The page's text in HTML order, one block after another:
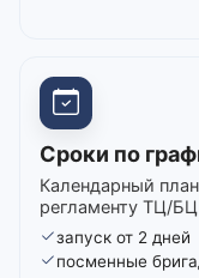
Сроки по
Календарный
регламенту ТЦ/
запуск от 2 дней
посменные